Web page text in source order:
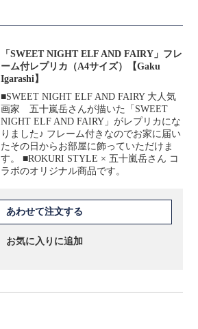
「SWEET NIGHT ELF AND FAIRY」フレ
ーム付レプリカ（A4サイズ）【Gaku
Igarashi】
■SWEET NIGHT ELF AND FAIRY 大人気
画家 五十嵐岳さんが描いた「SWEET
NIGHT ELF AND FAIRY」がレプリカにな
りました♪ フレーム付きなのでお家に届い
たその日からお部屋に飾っていただけま
す。 ■ROKURI STYLE × 五十嵐岳さん コ
ラボのオリジナル商品です。
あわせて注文する
お気に入りに追加